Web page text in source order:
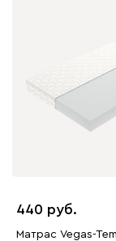
440
Матрас Vegas-